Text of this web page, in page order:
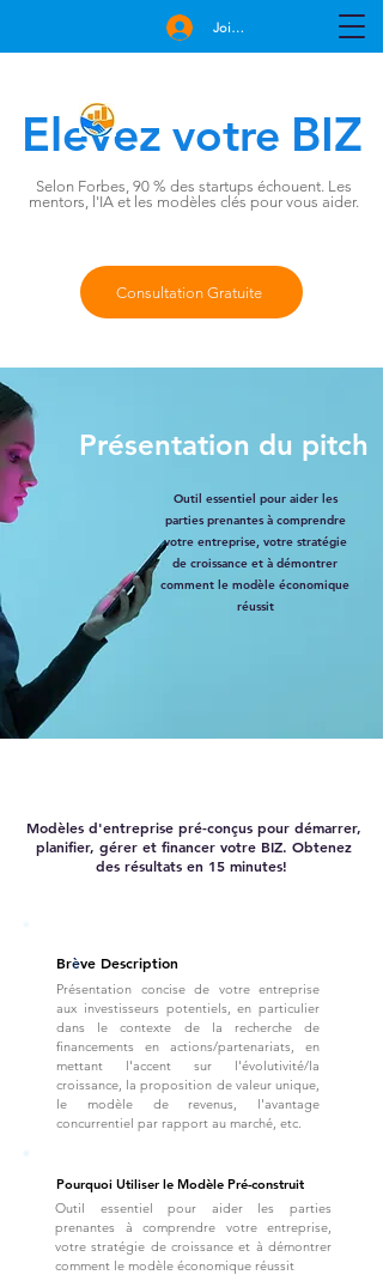
Elevez votre BIZ
Selon Forbes, 90 % des startups échouent. Les
mentors, l'IA et les modèles clés pour vous aider.
Consultation Gratuite
Join Free
Présentation du pitch
Outil essentiel pour aider les
parties prenantes à comprendre
votre entreprise, votre stratégie
de croissance et à démontrer
comment le modèle économique
réussit
Modèles d'entreprise pré-conçus pour démarrer,
planifier, gérer et financer votre BIZ. Obtenez
des résultats en 15 minutes!
Brève Description
Présentation concise de votre entreprise
aux investisseurs potentiels, en particulier
dans le contexte de la recherche de
financements en actions/partenariats, en
mettant l'accent sur l'évolutivité/la
croissance, la proposition de valeur unique,
le modèle de revenus, l'avantage
concurrentiel par rapport au marché, etc.
Pourquoi Utiliser le Modèle Pré-construit
Outil essentiel pour aider les parties
prenantes à comprendre votre entreprise,
votre stratégie de croissance et à démontrer
comment le modèle économique réussit